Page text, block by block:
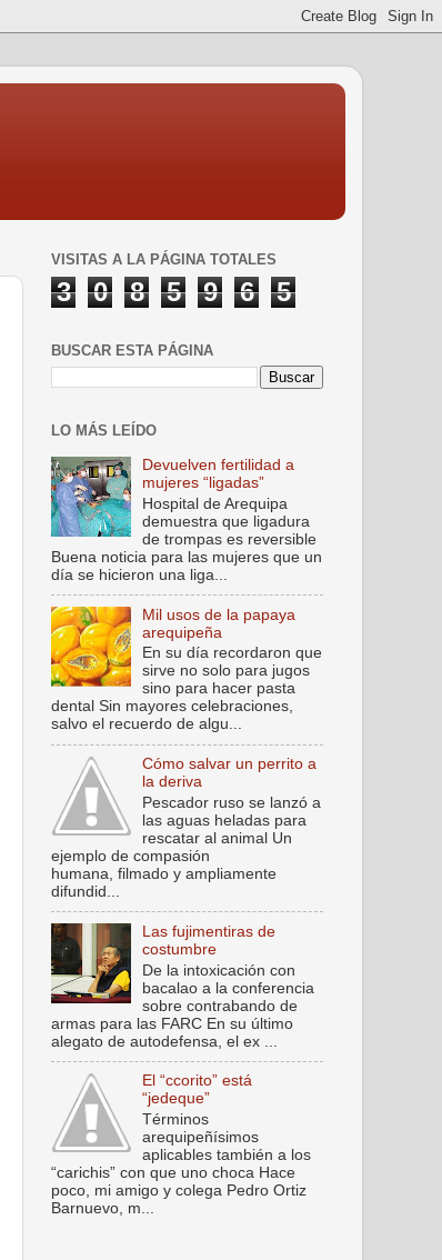
VISITAS A LA PÁGINA TOTALES
3 0 8 5 9 6 5
BUSCAR ESTA PÁGINA
LO MÁS LEÍDO
Devuelven fertilidad a
mujeres “ligadas”
Hospital de Arequipa
demuestra que ligadura
de trompas es reversible
Buena noticia para las mujeres que un
día se hicieron una liga...
Mil usos de la papaya
arequipeña
En su día recordaron que
sirve no solo para jugos
sino para hacer pasta
dental Sin mayores celebraciones,
salvo el recuerdo de algu...
Cómo salvar un perrito a
la deriva
Pescador ruso se lanzó a
las aguas heladas para
rescatar al animal Un
ejemplo de compasión
humana, filmado y ampliamente
difundid...
Las fujimentiras de
costumbre
De la intoxicación con
bacalao a la conferencia
sobre contrabando de
armas para las FARC En su último
alegato de autodefensa, el ex ...
El “ccorito” está
“jedeque”
Términos
arequipeñísimos
aplicables también a los
“carichis” con que uno choca Hace
poco, mi amigo y colega Pedro Ortiz
Barnuevo, m...